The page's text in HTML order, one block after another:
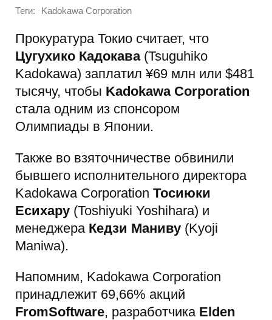
Теги: Kadokawa Corporation
Прокуратура Токио считает, что
Цугухико Кадокава(Tsuguhiko
Kadokawa) заплатил ¥69 млн или $481
тысячу, чтобы Kadokawa Corporation
стала одним из спонсором
Олимпиады в Японии.
Также во взяточничестве обвинили
бывшего исполнительного директора
Kadokawa Corporation Тосиюки
Есихару (Toshiyuki Yoshihara) и
менеджера Кедзи Маниву (Kyoji
Maniwa).
Напомним, Kadokawa Corporation
принадлежит 69,66% акций
FromSoftware, разработчика Elden